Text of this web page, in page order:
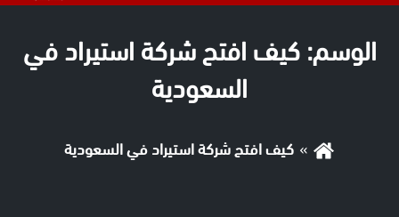
الوسم:كيف افتح شركة استيراد في
السعودية
كيف افتح شركة استيراد في السعودية